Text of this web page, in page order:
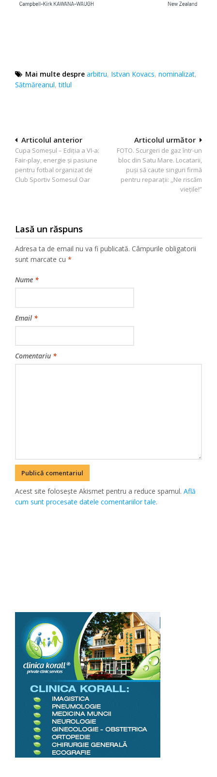
Mai multe despre arbitru, Istvan Kovacs,nominalizat,
Sătmăreanul,titlul
Navigare
în
articole
Articolul următor
FOTO. Scurgeri de gaz într-un
bloc din Satu Mare. Locatarii,
puși să caute singuri firmă
pentru reparații: ,,Ne riscăm
viețile!”
Articolul anterior
Cupa Someșul – Ediția a VI-a:
Fair-play, energie și pasiune
pentru fotbal organizat de
Club Sportiv Somesul Oar
Lasă un răspuns
Adresa ta de email nu va fi publicată. Câmpurile obligatorii
sunt marcate cu*
Nume *
Email *
Comentariu *
Acest site folosește Akismet pentru a reduce spamul.Află
cum sunt procesate datele comentariilor tale.